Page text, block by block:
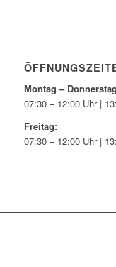
Montag –
07:30 – 12:00 Uhr |
Freitag:
07:30 – 12:00 Uhr |